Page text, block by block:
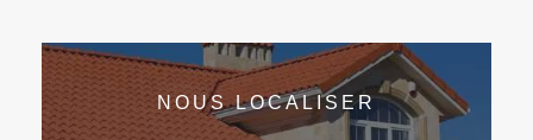
NOUS LOCALISER